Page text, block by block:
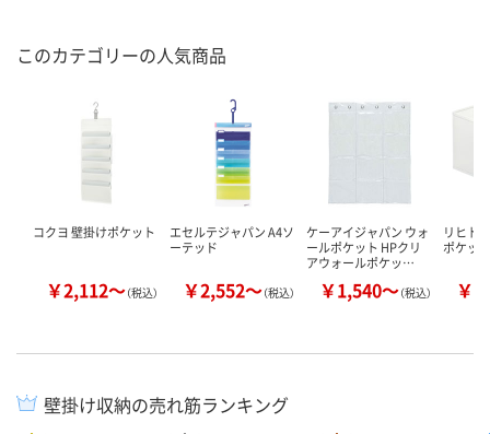
このカテゴリーの人気商品
コクヨ 壁掛けポケット
￥2,112～（税込）
エセルテジャパン A4ソ
ーテッド
￥2,552～（税込）
ケーアイジャパン ウォ
ールポケット HPクリ
アウォールポケッ…
￥1,540～（税込）
リヒト
ポケッ
￥
壁掛け収納の売れ筋ランキング